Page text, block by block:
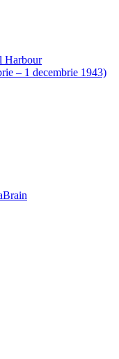
Harbour
– 1 decembrie 1943)